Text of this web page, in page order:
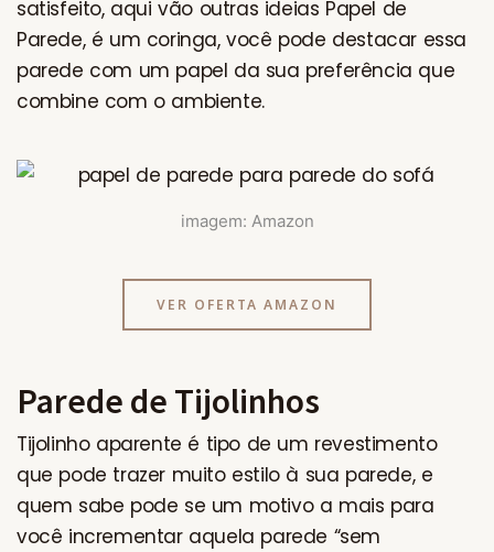
satisfeito, aqui vão outras ideias Papel de
Parede, é um coringa, você pode destacar essa
parede com um papel da sua preferência que
combine com o ambiente.
imagem: Amazon
VER OFERTA AMAZON
Parede de Tijolinhos
Tijolinho aparente é tipo de um revestimento
que pode trazer muito estilo à sua parede, e
quem sabe pode se um motivo a mais para
você incrementar aquela parede “sem